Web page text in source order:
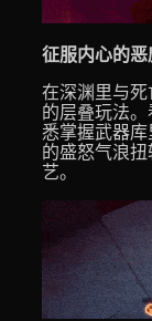
征服内心的恶
在深渊里与
的层叠玩法
悉掌握武器
的盛怒气浪
艺。